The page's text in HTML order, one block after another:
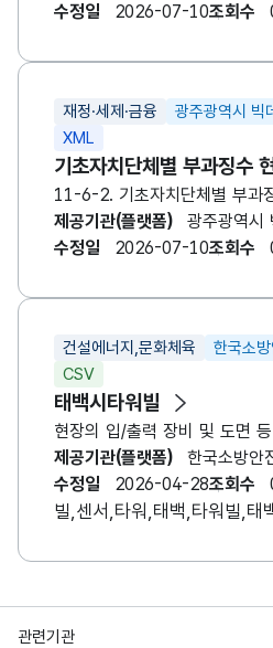
수정일
2026-07-10조회수
재정·세제·금융
광주광역시 빅
XML
기초자치단체별 부과징수
11-6-2. 기초자치단체별 부과
제공기관(플랫폼)
광주광역시
수정일
2026-07-10조회수
건설에너지,문화체육
한국소
CSV
태백시 타워빌
현장의 입/출력 장비 및 도면
제공기관(플랫폼)
한국소방안
수정일
2026-04-28조회수
빌,센서,타워,태백,타워빌,태
관련기관
행정안전부